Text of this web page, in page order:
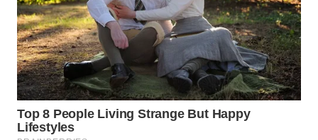
WN
KARO
WN
SIMALUNGUN
WN
LABUHANBATU